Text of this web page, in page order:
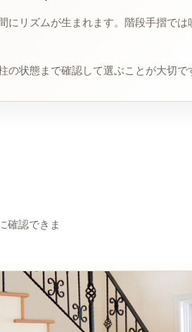
リズムが生まれます。階段手摺では
状態まで確認して選ぶことが大切で
確認できま